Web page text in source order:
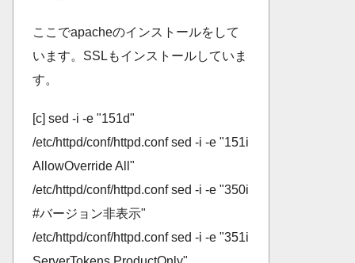
ここでapacheのインストールをして
います。SSLもインストールしていま
す。
[c] sed -i -e "151d"
/etc/httpd/conf/httpd.conf sed -i -e "151i
AllowOverride All"
/etc/httpd/conf/httpd.conf sed -i -e "350i
#バージョン非表示"
/etc/httpd/conf/httpd.conf sed -i -e "351i